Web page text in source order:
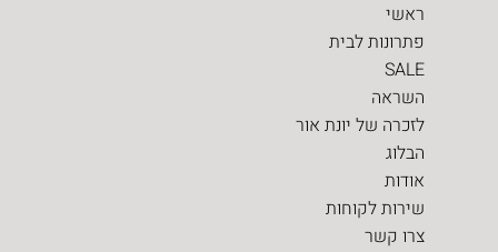
ראשי
פתרונות לבית
SALE
השראה
לזכרה של יונת אור
הבלוג
אודות
שירות לקוחות
צרו קשר